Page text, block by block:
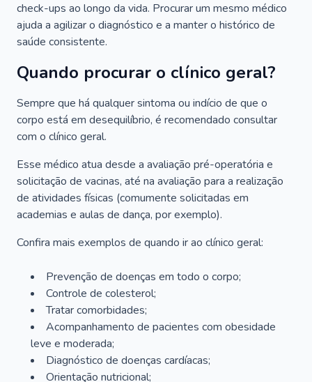
check-ups ao longo da vida. Procurar um mesmo médico
ajuda a agilizar o diagnóstico e a manter o histórico de
saúde consistente.
Quando procurar o clínico geral?
Sempre que há qualquer sintoma ou indício de que o
corpo está em desequilíbrio, é recomendado consultar
com o clínico geral.
Esse médico atua desde a avaliação pré-operatória e
solicitação de vacinas, até na avaliação para a realização
de atividades físicas (comumente solicitadas em
academias e aulas de dança, por exemplo).
Confira mais exemplos de quando ir ao clínico geral:
Prevenção de doenças em todo o corpo;
Controle de colesterol;
Tratar comorbidades;
Acompanhamento de pacientes com obesidade
leve e moderada;
Diagnóstico de doenças cardíacas;
Orientação nutricional;